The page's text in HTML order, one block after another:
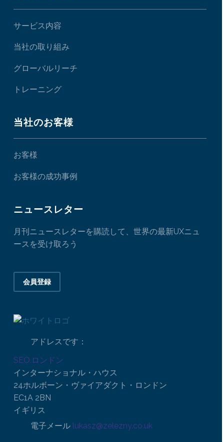
サービス内容
当社の取り組み
グローバルリーチ
トレーニング
当社のお客様
お客様
お客様の成功事例
ニュースレター
月刊ニュースレターを購読して、世界の最新UXニュ
ースを受け取ろう
会員登録
アドレスです：
SEO.ロンドン
インターナショナル・ハウス
24ホルボーン・ヴァイアダクト・ロンドン
EC1A 2BN
イギリス
電子メール lukasz@zelezny.co.uk